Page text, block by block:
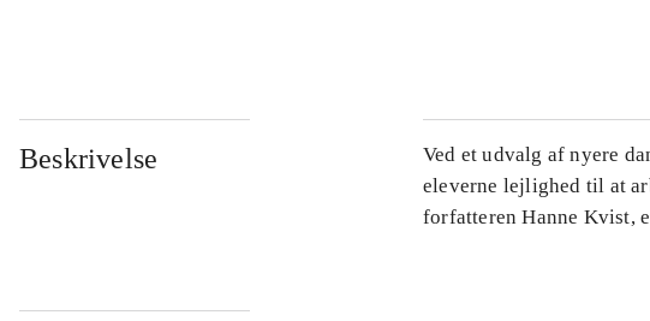
Beskrivelse
Ved et udvalg af nyere
eleverne lejlighed til at
forfatteren Hanne Kvist,